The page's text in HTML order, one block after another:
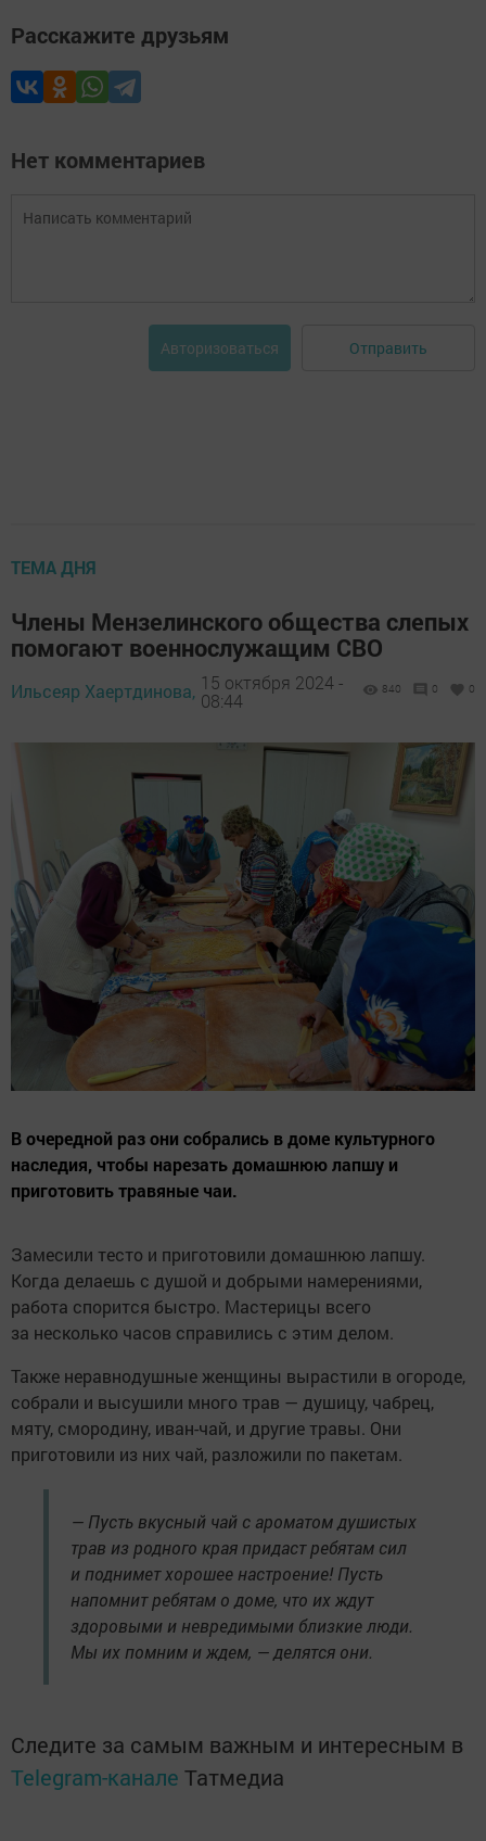
Расскажите друзьям
Нет комментариев
Авторизоваться Отправить
ТЕМА ДНЯ
Члены Мензелинского общества слепых
помогают военнослужащим СВО
Ильсеяр Хаертдинова, 15 октября 2024 -
08:44
840 0 0
В очередной раз они собрались в доме культурного
наследия, чтобы нарезать домашнюю лапшу и
приготовить травяные чаи.
Замесили тесто и приготовили домашнюю лапшу.
Когда делаешь с душой и добрыми намерениями,
работа спорится быстро. Мастерицы всего
за несколько часов справились с этим делом.
Также неравнодушные женщины вырастили в огороде,
собрали и высушили много трав — душицу, чабрец,
мяту, смородину, иван-чай, и другие травы. Они
приготовили из них чай, разложили по пакетам.
— Пусть вкусный чай с ароматом душистых
трав из родного края придаст ребятам сил
и поднимет хорошее настроение! Пусть
напомнит ребятам о доме, что их ждут
здоровыми и невредимыми близкие люди.
Мы их помним и ждем, — делятся они.
Следите за самым важным и интересным в
Telegram-канале Татмедиа